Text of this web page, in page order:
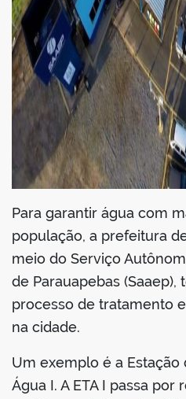
Para garantir água com
população, a prefeitura
meio do Serviço
de Parauapebas (Saaep),
processo de tratamento
na cidade.
Um exemplo é a Estação
Água I. A ETA I passa